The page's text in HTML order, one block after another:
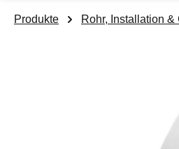
Produkte Rohr, Installation &